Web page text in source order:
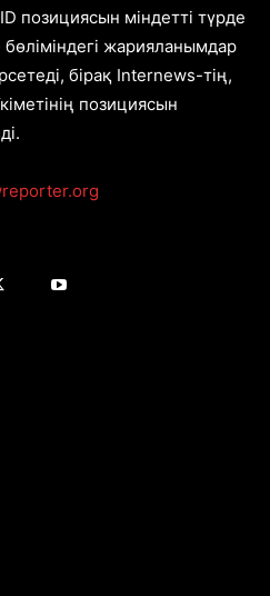
позициясын міндетті түрде
жарияланымдар
бірақ Internews-тің,
позициясын